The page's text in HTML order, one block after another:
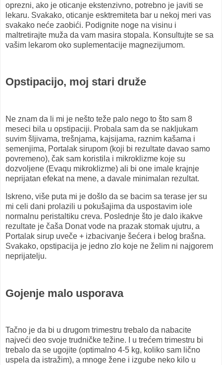
oprezni, ako je oticanje ekstenzivno, potrebno je javiti se
lekaru. Svakako, oticanje esktremiteta bar u nekoj meri vas
svakako neće zaobići. Podignite noge na visinu i
maltretirajte muža da vam masira stopala. Konsultujte se sa
vašim lekarom oko suplementacije magnezijumom.
Opstipacijo, moj stari druže
Ne znam da li mi je nešto teže palo nego to što sam 8
meseci bila u opstipaciji. Probala sam da se nakljukam
suvim šljivama, trešnjama, kajsijama, raznim kašama i
semenjima, Portalak sirupom (koji bi rezultate davao samo
povremeno), čak sam koristila i mikroklizme koje su
dozvoljene (Evaqu mikroklizme) ali bi one imale krajnje
neprijatan efekat na mene, a davale minimalan rezultat.
Iskreno, više puta mi je došlo da se bacim sa terase jer su
mi celi dani prolazili u pokušajima da uspostavim iole
normalnu peristaltiku creva. Poslednje što je dalo ikakve
rezultate je čaša Donat vode na prazak stomak ujutru, a
Portalak sirup uveče + izbacivanje šećera i belog brašna.
Svakako, opstipacija je jedno zlo koje ne želim ni najgorem
neprijatelju.
Gojenje malo usporava
Tačno je da bi u drugom trimestru trebalo da nabacite
najveći deo svoje trudničke težine. I u trećem trimestru bi
trebalo da se ugojite (optimalno 4-5 kg, koliko sam lično
uspela da istražim), a mnoge žene i izgube neko kilo u